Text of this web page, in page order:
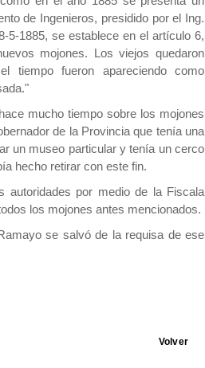
de Ingenieros, presidido por el Ing.
5-1885, se establece en el artículo 6,
mojones. Los viejos quedaron
tiempo fueron apareciendo como
mucho tiempo sobre los mojones
de la Provincia que tenía una
un museo particular y tenía un cerco
hecho retirar con este fin.
autoridades por medio de la Fiscala
los mojones antes mencionados.
se salvó de la requisa de ese
Volver